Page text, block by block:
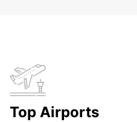
Top Airports